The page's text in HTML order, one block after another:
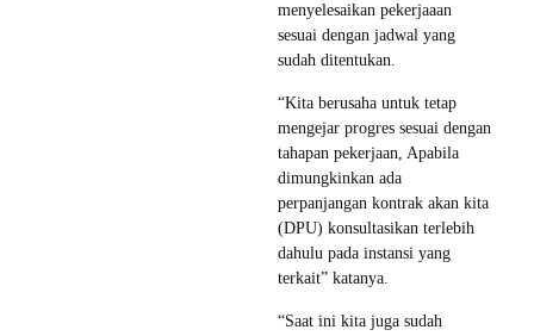
menyelesaikan pekerjaaan
sesuai dengan jadwal yang
sudah ditentukan.
“Kita berusaha untuk tetap
mengejar progres sesuai dengan
tahapan pekerjaan, Apabila
dimungkinkan ada
perpanjangan kontrak akan kita
(DPU) konsultasikan terlebih
dahulu pada instansi yang
terkait” katanya.
“Saat ini kita juga sudah